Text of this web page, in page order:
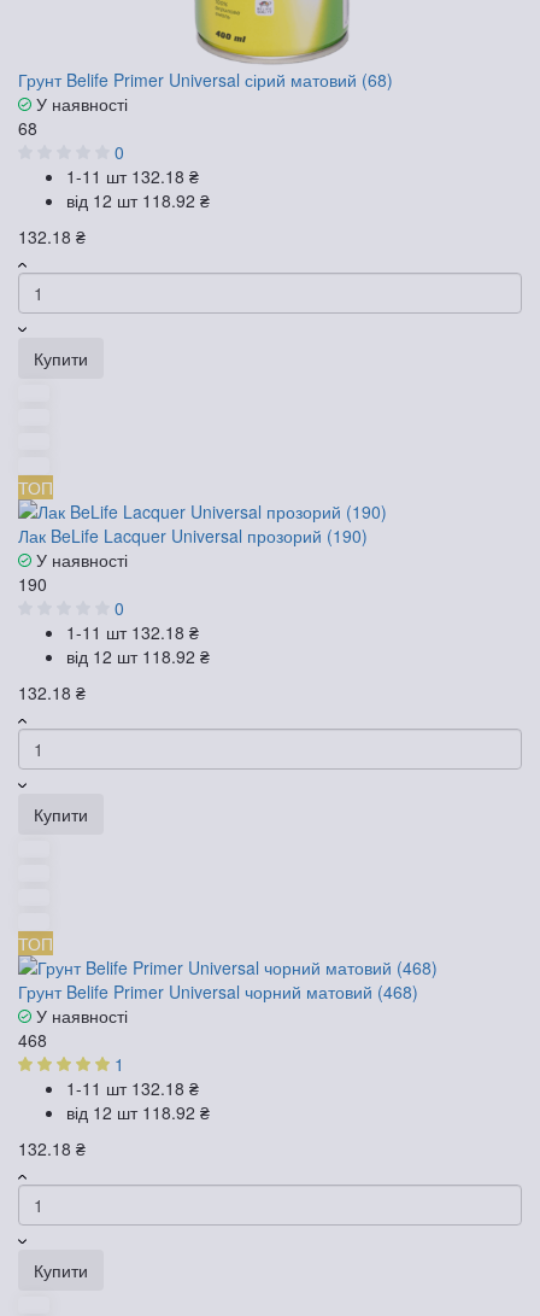
Грунт Belife Primer Universal сірий матовий (68)
У наявності
68
0
1-11 шт 132.18 ₴
від 12 шт 118.92 ₴
132.18 ₴
Купити
ТОП
Лак BeLife Lacquer Universal прозорий (190)
У наявності
190
0
1-11 шт 132.18 ₴
від 12 шт 118.92 ₴
132.18 ₴
Купити
ТОП
Грунт Belife Primer Universal чорний матовий (468)
У наявності
468
1
1-11 шт 132.18 ₴
від 12 шт 118.92 ₴
132.18 ₴
Купити